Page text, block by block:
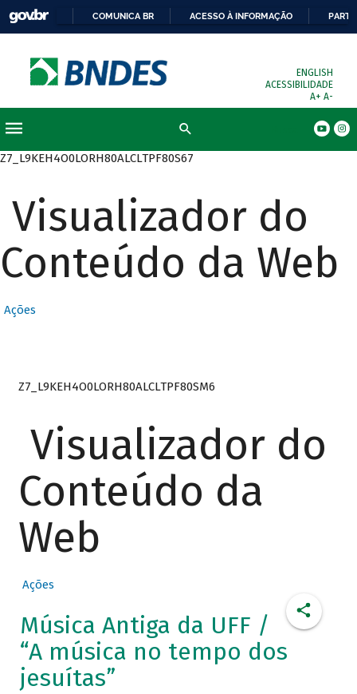
COMUNICA BR ACESSO À INFORMAÇÃO
ENGLISH
ACESSIBILIDADE
A+ A-
Z7_L9KEH4O0LORH80ALCLTPF80S67
Visualizador do
Conteúdo da Web
Ações
Z7_L9KEH4O0LORH80ALCLTPF80SM6
Visualizador do
Conteúdo da
Web
Ações
Música Antiga da UFF /
“A música no tempo dos
jesuítas”